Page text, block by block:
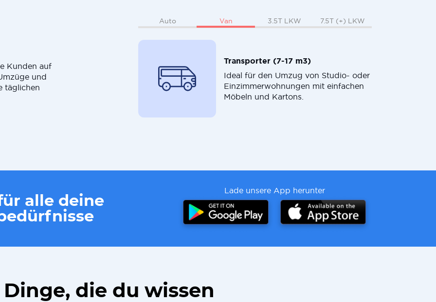
Kunden auf
und
täglichen
Auto Van 3.5T LKW 7.5T (+) LKW
Transporter (7-17 m3)
Ideal für den Umzug von Studio- oder
Einzimmerwohnungen mit einfachen
Möbeln und Kartons.
alle deine
Lade unsere App herunter
Dinge, die du wissen